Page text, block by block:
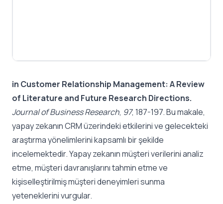
in Customer Relationship Management: A Review
of Literature and Future Research Directions.
Journal of Business Research, 97, 187-197. Bu makale,
yapay zekanın CRM üzerindeki etkilerini ve gelecekteki
araştırma yönelimlerini kapsamlı bir şekilde
incelemektedir. Yapay zekanın müşteri verilerini analiz
etme, müşteri davranışlarını tahmin etme ve
kişiselleştirilmiş müşteri deneyimleri sunma
yeteneklerini vurgular.